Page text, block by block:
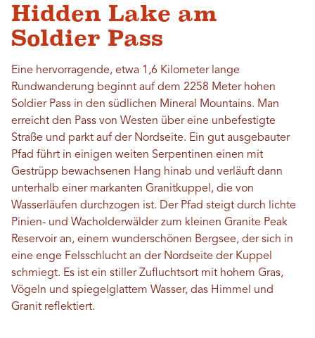
Hidden Lake am
Soldier Pass
Eine hervorragende, etwa 1,6 Kilometer lange
Rundwanderung beginnt auf dem 2258 Meter hohen
Soldier Pass in den südlichen Mineral Mountains. Man
erreicht den Pass von Westen über eine unbefestigte
Straße und parkt auf der Nordseite. Ein gut ausgebauter
Pfad führt in einigen weiten Serpentinen einen mit
Gestrüpp bewachsenen Hang hinab und verläuft dann
unterhalb einer markanten Granitkuppel, die von
Wasserläufen durchzogen ist. Der Pfad steigt durch lichte
Pinien- und Wacholderwälder zum kleinen Granite Peak
Reservoir an, einem wunderschönen Bergsee, der sich in
eine enge Felsschlucht an der Nordseite der Kuppel
schmiegt. Es ist ein stiller Zufluchtsort mit hohem Gras,
Vögeln und spiegelglattem Wasser, das Himmel und
Granit reflektiert.